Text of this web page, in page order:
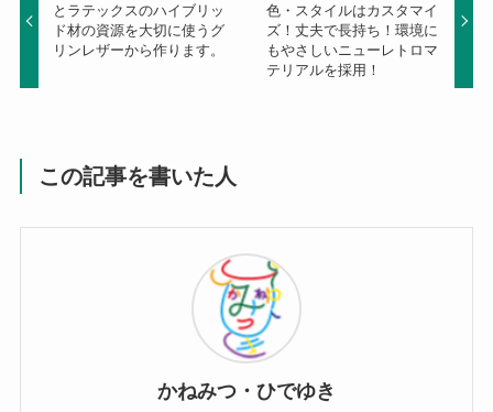
とラテックスのハイブリッ
ド材の資源を大切に使うグ
リンレザーから作ります。
色・スタイルはカスタマイ
ズ！丈夫で長持ち！環境に
もやさしいニューレトロマ
テリアルを採用！
この記事を書いた人
かねみつ・ひでゆき